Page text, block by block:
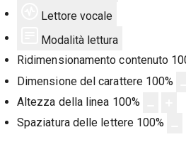
Lettore vocale
Modalità lettura
Ridimensionamento contenuto
Dimensione del carattere 100%
Altezza della linea 100%
Spaziatura delle lettere 100%